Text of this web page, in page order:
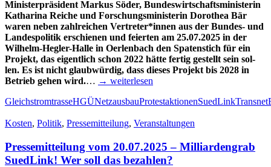
Minis­ter­prä­si­dent Mar­kus Söder, Bun­des­wirt­schafts­mi­nis­te­rin
Katha­ri­na Rei­che und For­schungs­mi­nis­te­rin Doro­thea Bär
waren neben zahl­rei­chen Vertreter*innen aus der Bun­­des- und
Lan­des­po­li­tik erschie­nen und fei­er­ten am 25.07.2025 in der
Wil­helm-Heg­­ler-Hal­­le in Oer­len­bach den Spa­ten­stich für ein
Pro­jekt, das eigent­lich schon 2022 hät­te fer­tig gestellt sein sol­
len. Es ist nicht glaub­wür­dig, dass die­ses Pro­jekt bis 2028 in
Betrieb gehen wird.… → wei­ter­le­sen
GleichstromtrasseHGÜNetzausbauProtestaktionenSuedLink
Kosten, Politik, Pressemitteilung, Veranstaltungen
Pres­se­mit­tei­lung vom 20.07.2025 – Mil­li­ar­den­grab
Sued­Link! Wer soll das bezahlen?